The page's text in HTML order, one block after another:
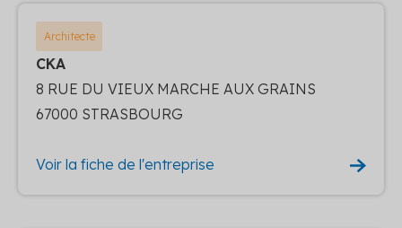
Architecte
CKA
8 RUE DU VIEUX MARCHE AUX GRAINS
67000 STRASBOURG
Voir la fiche de l'entreprise